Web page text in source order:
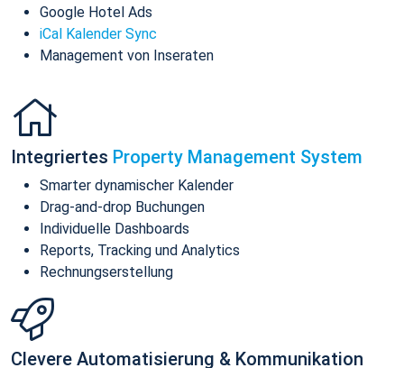
Google Hotel Ads
iCal Kalender Sync
Management von Inseraten
Integriertes Property Management System
Smarter dynamischer Kalender
Drag-and-drop Buchungen
Individuelle Dashboards
Reports, Tracking und Analytics
Rechnungserstellung
Clevere Automatisierung & Kommunikation